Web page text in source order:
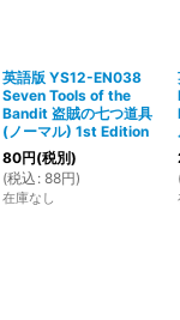
英語版 YS12-EN038
Seven Tools of the
Bandit 盗賊の七つ道具
(ノーマル) 1st Edition
80円(税別)
(税込 : 88円)
在庫なし